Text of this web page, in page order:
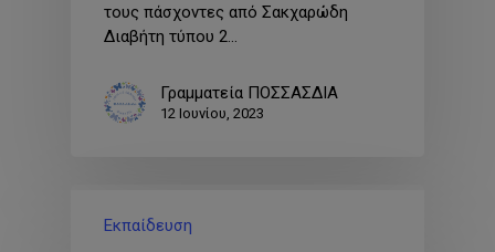
τους πάσχοντες από Σακχαρώδη
Διαβήτη τύπου 2…
Γραμματεία ΠΟΣΣΑΣΔΙΑ
12 Ιουνίου, 2023
Εκπαίδευση